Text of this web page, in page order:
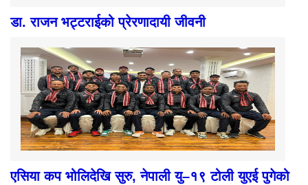
डा. राजन भट्टराईको प्रेरणादायी जीवनी
एसिया कप भोलिदेखि सुरु, नेपाली यु–१९ टोली युएई पुगेको